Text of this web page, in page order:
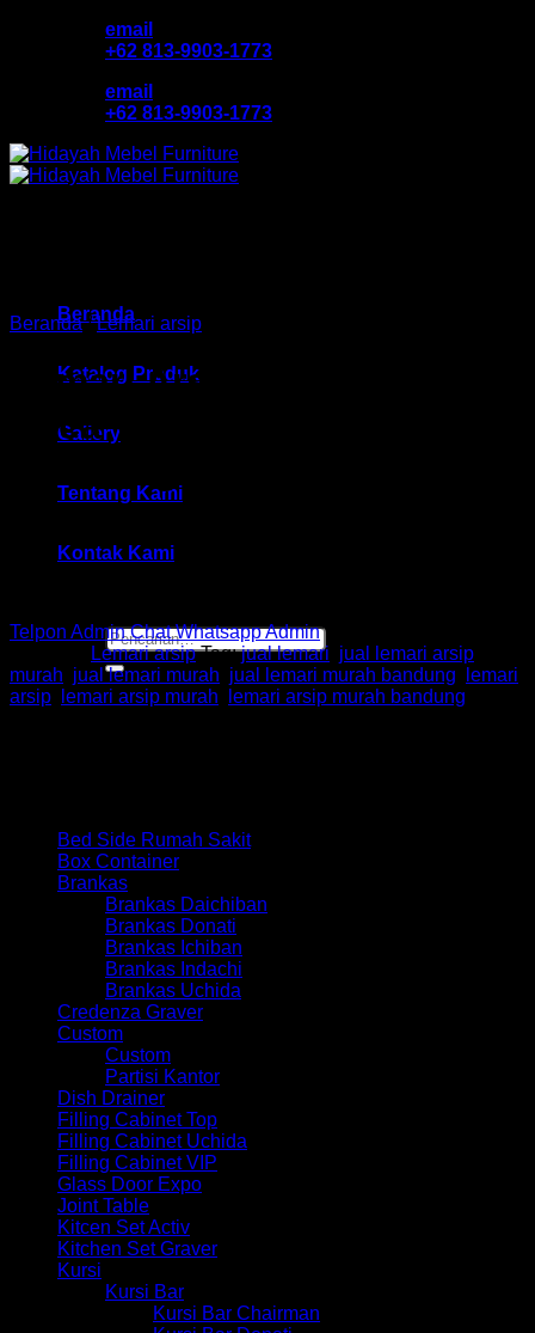
email
+62 813-9903-1773
email
+62 813-9903-1773
Beranda
Katalog Produk
Gallery
Tentang Kami
Kontak Kami
Pencarian
untuk:
Beranda / Lemari arsip
Lemari Arsip Pintu Sliding
Kaca VIP HM V 602
Telpon Admin Chat Whatsapp Admin
Lemari arsip Tag:jual lemari jual lemari arsip
murah jual lemari murah jual lemari murah bandung
lemari
arsip
lemari arsip murah lemari arsip murah bandung
Bed Side Rumah Sakit
Box Container
Brankas
Brankas Daichiban
Brankas Donati
Brankas Ichiban
Brankas Indachi
Brankas Uchida
Credenza Graver
Custom
Custom
Partisi Kantor
Dish Drainer
Filling Cabinet Top
Filling Cabinet Uchida
Filling Cabinet VIP
Glass Door Expo
Joint Table
Kitcen Set Activ
Kitchen Set Graver
Kursi
Kursi Bar
Kursi Bar Chairman